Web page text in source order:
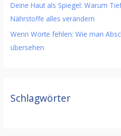
Deine Haut als Spiegel: Warum
Nährstoffe alles verändern
Wenn Worte fehlen: Wie man
übersehen
Schlagwörter